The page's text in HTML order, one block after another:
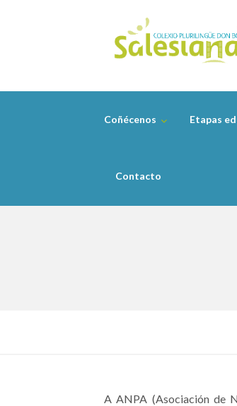
Coñécenos Etapas
Contacto
A ANPA (Asociación de